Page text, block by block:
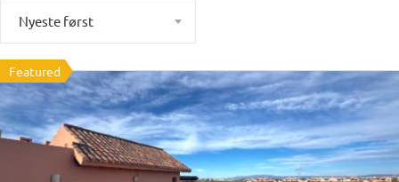
Nyeste først
Featured